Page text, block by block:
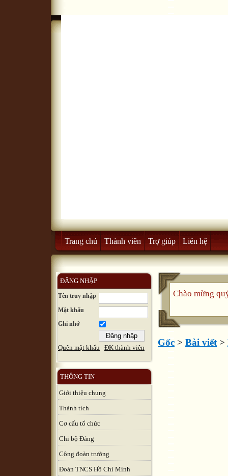
Trang chủ Thành viên Trợ giúp Liên hệ
ĐĂNG NHẬP
Tên truy nhập
Mật khẩu
Ghi nhớ
Quên mật khẩu ĐK thành viên
THÔNG TIN
Giới thiệu chung
Thành tích
Cơ cấu tổ chức
Chi bộ Đảng
Công đoàn trường
Đoàn TNCS Hồ Chí Minh
Chào mừng
Gốc > Bài viết >